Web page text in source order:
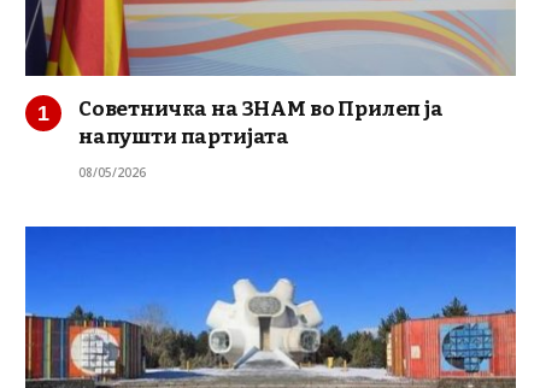
Советничка на ЗНАМ во Прилеп ја
напушти партијата
08/05/2026